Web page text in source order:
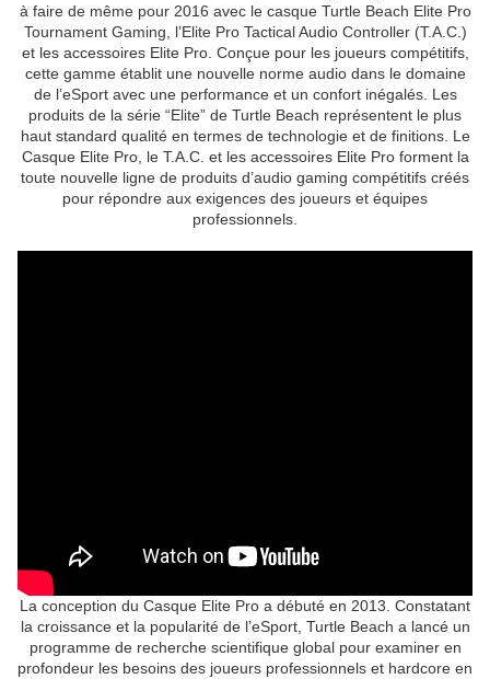
à faire de même pour 2016 avec le casque Turtle Beach Elite Pro
Tournament Gaming, l’Elite Pro Tactical Audio Controller (T.A.C.)
et les accessoires Elite Pro. Conçue pour les joueurs compétitifs,
cette gamme établit une nouvelle norme audio dans le domaine
de l’eSport avec une performance et un confort inégalés. Les
produits de la série “Elite” de Turtle Beach représentent le plus
haut standard qualité en termes de technologie et de finitions. Le
Casque Elite Pro, le T.A.C. et les accessoires Elite Pro forment la
toute nouvelle ligne de produits d’audio gaming compétitifs créés
pour répondre aux exigences des joueurs et équipes
professionnels.
La conception du Casque Elite Pro a débuté en 2013. Constatant
la croissance et la popularité de l’eSport, Turtle Beach a lancé un
programme de recherche scientifique global pour examiner en
profondeur les besoins des joueurs professionnels et hardcore en